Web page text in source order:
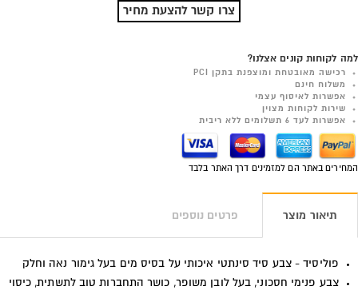
צרו קשר להצעת מחיר
למה לקוחות קונים אצלנו?
רכישה מאובטחת ומוצפנת בתקן PCI
משלוח חינם
אפשרות לאיסוף עצמי
שירות לקוחות מצוין
אפשרות לעד 6 תשלומים ללא ריבית
המחירים באתר הם למזמינים דרך האתר בלבד
תיאור מוצר פרטים נוספים
פוליסיד - צבע סיד סינתטי איכותי על בסיס מים בעל גימור נאה וחלק
צבע פנימי חסכוני, בעל לובן משופר, כושר התחברות טוב לתשתית, כיסוי